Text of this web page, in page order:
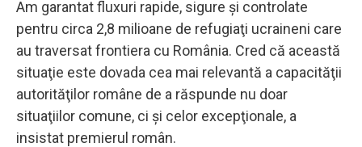
Am garantat fluxuri rapide, sigure şi controlate
pentru circa 2,8 milioane de refugiaţi ucraineni care
au traversat frontiera cu România. Cred că această
situaţie este dovada cea mai relevantă a capacităţii
autorităţilor române de a răspunde nu doar
situaţiilor comune, ci şi celor excepţionale, a
insistat premierul român.